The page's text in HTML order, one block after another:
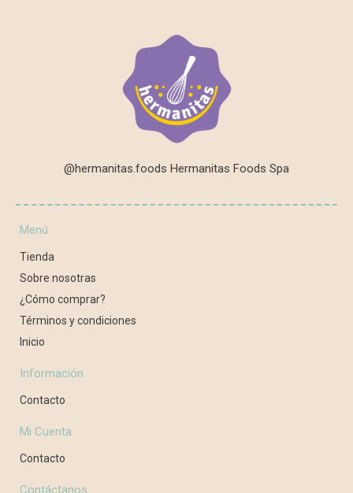
@hermanitas.foods Hermanitas Foods Spa
Menú
Tienda
Sobre nosotras
¿Cómo comprar?
Términos y condiciones
Inicio
Información
Contacto
Mi Cuenta
Contacto
Contáctanos